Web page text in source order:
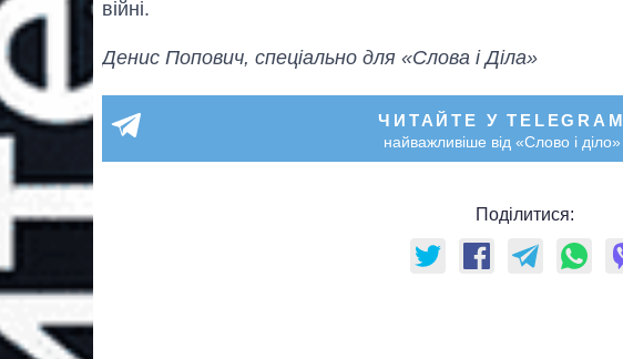
війні.
Денис Попович, спеціально для «Слова і Діла»
ЧИТАЙТЕ У TELEGRAM
найважливіше від «Слово і діло»
Поділитися: